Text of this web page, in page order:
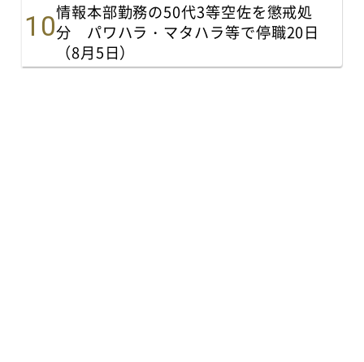
情報本部勤務の50代3等空佐を懲戒処
分 パワハラ・マタハラ等で停職20日
（8月5日）